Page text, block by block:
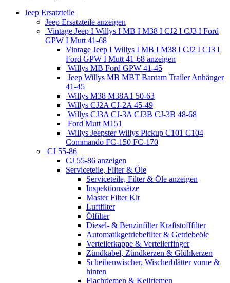
Jeep Ersatzteile
Jeep Ersatzteile anzeigen
Vintage Jeep I Willys I MB I M38 I CJ2 I CJ3 I Ford
GPW I Mutt 41-68
Vintage Jeep I Willys I MB I M38 I CJ2 I CJ3 I
Ford GPW I Mutt 41-68 anzeigen
Willys MB Ford GPW 41-45
Jeep Willys MB MBT Bantam Trailer Anhänger
41-45
Willys M38 M38A1 50-63
Willys CJ2A CJ-2A 45-49
Willys CJ3A CJ-3A CJ3B CJ-3B 48-68
Ford Mutt M151
Willys Jeepster Willys Pickup C101 C104
Commando FC-150 FC-170
CJ 55-86
CJ 55-86 anzeigen
Serviceteile, Filter & Öle
Serviceteile, Filter & Öle anzeigen
Inspektionssätze
Master Filter Kit
Luftfilter
Ölfilter
Diesel- & Benzinfilter Kraftstofffilter
Automatikgetriebefilter & Getriebeöle
Verteilerkappe & Verteilerfinger
Zündkabel, Zündkerzen & Glühkerzen
Scheibenwischer, Wischerblätter vorne &
hinten
Flachriemen & Keilriemen